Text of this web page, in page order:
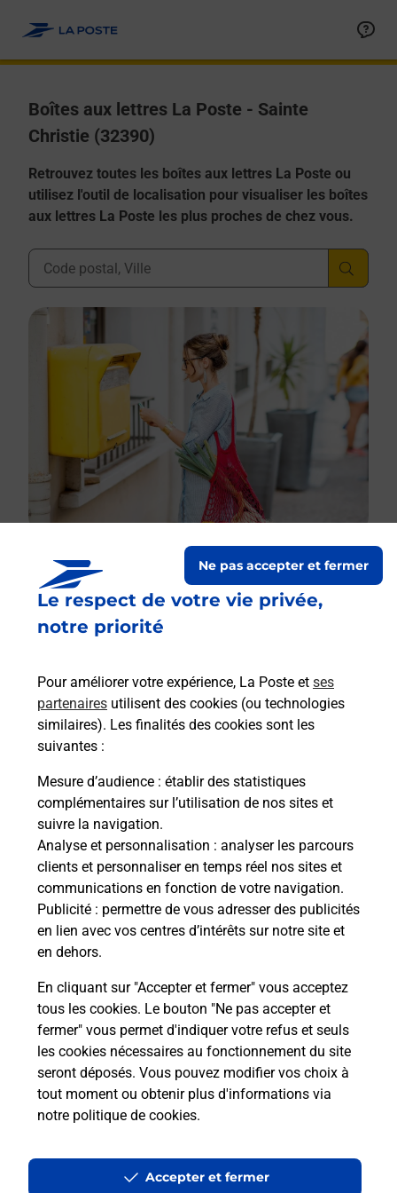
Le respect de votre vie privée,
notre priorité
Pour améliorer votre expérience, La Poste et ses
partenaires utilisent des cookies (ou technologies
similaires). Les finalités des cookies sont les
suivantes :
Mesure d’audience : établir des statistiques
complémentaires sur l’utilisation de nos sites et
suivre la navigation.
Analyse et personnalisation : analyser les parcours
clients et personnaliser en temps réel nos sites et
communications en fonction de votre navigation.
Publicité : permettre de vous adresser des publicités
en lien avec vos centres d’intérêts sur notre site et
en dehors.
En cliquant sur "Accepter et fermer" vous acceptez
tous les cookies. Le bouton "Ne pas accepter et
fermer" vous permet d'indiquer votre refus et seuls
les cookies nécessaires au fonctionnement du site
seront déposés. Vous pouvez modifier vos choix à
tout moment ou obtenir plus d'informations via
notre politique de cookies.
Ne pas accepter et fermer
Accepter et fermer
Boîtes aux lettres La Poste - Sainte
Christie (32390)
Retrouvez toutes les boîtes aux lettres La Poste ou
utilisez l'outil de localisation pour visualiser les boîtes
aux lettres La Poste les plus proches de chez vous.
Ville, Département, Code Postal
Boîte aux lettres La Poste
Chemin De Larrere
32390 Sainte Christie
Le lien s'ouvre dans un nouvel onglet
Boîte aux Lettres La Poste
Prochaine collecte du courrierlundià 09h00
2 Chemin De Ronde
32390 Sainte Christie
Le lien s'ouvre dans un nouvel onglet
Localiser Liste Boîtes aux lettres Gers Sainte Christie
Accessibilité : partiellement conforme